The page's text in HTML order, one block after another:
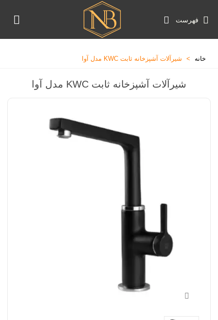
فهرست
خانه > شیرآلات آشپزخانه ثابت KWC مدل آوا
شیرآلات آشپزخانه ثابت KWC مدل آوا